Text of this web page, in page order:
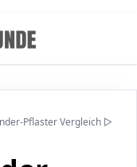
Pflaster Vergleich ▷